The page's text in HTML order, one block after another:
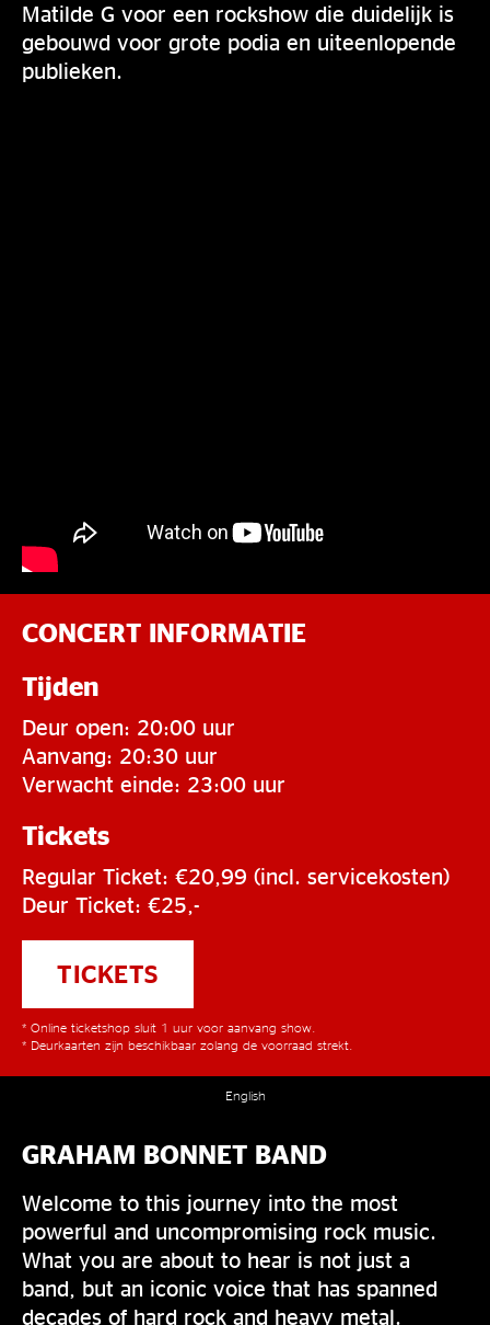
Matilde G voor een rockshow die duidelijk is
gebouwd voor grote podia en uiteenlopende
publieken.
CONCERT INFORMATIE
Tijden
Deur open: 20:00 uur
Aanvang: 20:30 uur
Verwacht einde: 23:00 uur
Tickets
Regular Ticket: €20,99 (incl. servicekosten)
Deur Ticket: €25,-
TICKETS
* Online ticketshop sluit 1 uur voor aanvang show.
* Deurkaarten zijn beschikbaar zolang de voorraad strekt.
English
GRAHAM BONNET BAND
Welcome to this journey into the most
powerful and uncompromising rock music.
What you are about to hear is not just a
band, but an iconic voice that has spanned
decades of hard rock and heavy metal.